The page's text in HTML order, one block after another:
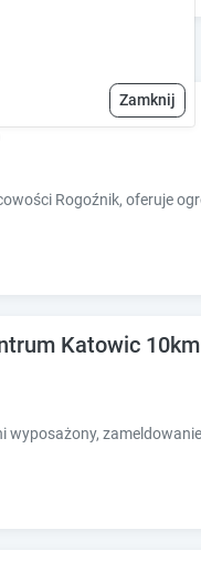
Zamknij
Katowic 10km